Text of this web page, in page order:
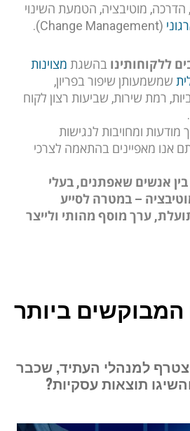
הדרכה, מוטיבציה, הטמעת השינוי
(Change Management).
בהשגת מצוינות
שמשמעותן שיפור בפריון,
רמת שירות, שביעות רצון לקוח
ומחויבות לנגישות
אנו מאפיינים בהתאמה לצרכי
אנשים שאפתנים, בעלי
– במטרה לסייע
ערך מוסף מהותי ולייצר
המבוקשים ביותר
למנהלי העתיד, שכבר
תוצאות עסקיות?